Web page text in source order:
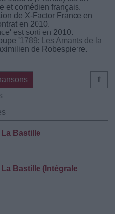
et comédien français.
de X-Factor France en
en 2010.
est sorti en 2010.
'1789: Les Amants de la
de Robespierre.
⇑
La Bastille
Bastille (Intégrale